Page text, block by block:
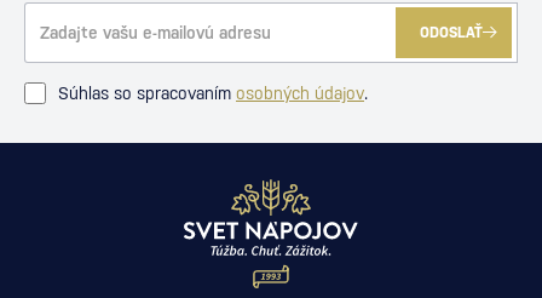
ODOSLAŤ
Súhlas so spracovaním osobných údajov.